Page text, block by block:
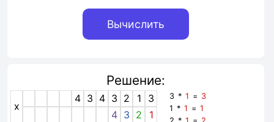
Решение:
x
4 3 4 3 2 1
3
4 3 2 1
3 *1 = 3
1 *1 =1